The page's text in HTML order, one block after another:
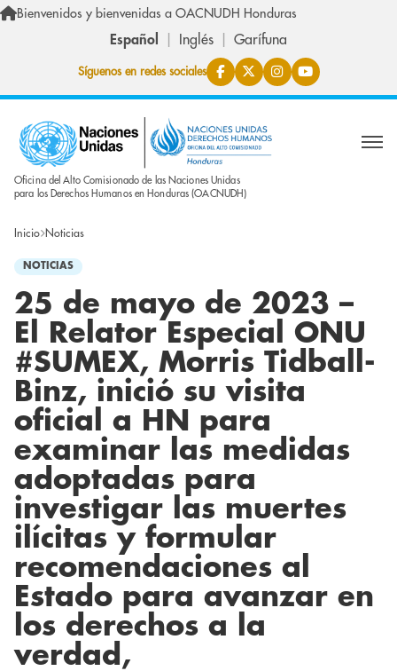
Pasar al contenido principal
Bienvenidos y bienvenidas a OACNUDH Honduras
Español Inglés Garífuna
Síguenos en redes sociales
Oficina del Alto Comisionado de las Naciones Unidas
para los Derechos Humanos en Honduras (OACNUDH)
Inicio Noticias
NOTICIAS
25 de mayo de 2023 –
El Relator Especial ONU
#SUMEX, Morris Tidball-
Binz, inició su visita
oficial a HN para
examinar las medidas
adoptadas para
investigar las muertes
ilícitas y formular
recomendaciones al
Estado para avanzar en
los derechos a la
verdad,